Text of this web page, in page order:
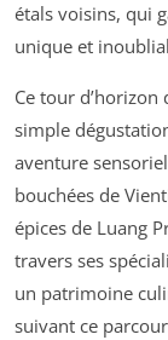
étals voisins, qui
unique et
Ce tour d’horizon
simple
aventure
bouchées de
épices de Luang
travers ses
un patrimoine
suivant ce